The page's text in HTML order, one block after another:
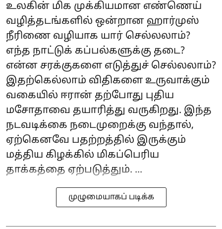
உலகின் மிக முக்கியமான எண்ணெய்
வழித்தடங்களில் ஒன்றான ஹார்முஸ்
நீரிணை வழியாக யார் செல்லலாம்?
எந்த நாட்டுக் கப்பல்களுக்கு தடை?
என்ன சரக்குகளை எடுத்துச் செல்லலாம்?
இதற்கெல்லாம் விதிகளை உருவாக்கும்
வகையில் ஈரான் தற்போது புதிய
மசோதாவை தயாரித்து வருகிறது. இந்த
நடவடிக்கை நடைமுறைக்கு வந்தால்,
ஏற்கெனவே பதற்றத்தில் இருக்கும்
மத்திய கிழக்கில் மிகப்பெரிய
தாக்கத்தை ஏற்படுத்தும். ...
முழுமையாகப் படிக்க